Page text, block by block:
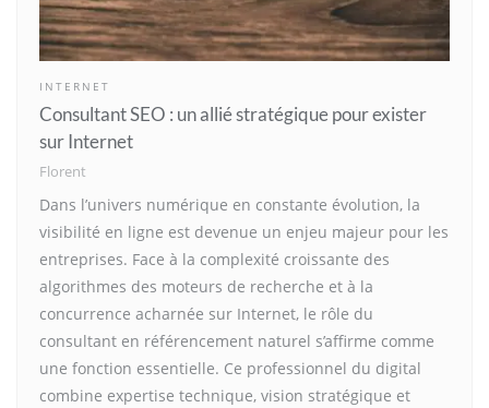
INTERNET
Consultant SEO : un allié stratégique pour exister
sur Internet
Florent
Dans l’univers numérique en constante évolution, la
visibilité en ligne est devenue un enjeu majeur pour les
entreprises. Face à la complexité croissante des
algorithmes des moteurs de recherche et à la
concurrence acharnée sur Internet, le rôle du
consultant en référencement naturel s’affirme comme
une fonction essentielle. Ce professionnel du digital
combine expertise technique, vision stratégique et